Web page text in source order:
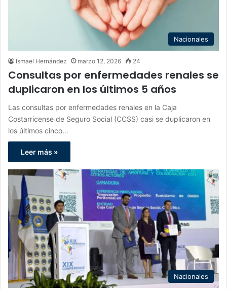
Nacionales
Ismael Hernández marzo 12, 2026 24
Consultas por enfermedades renales se
duplicaron en los últimos 5 años
Las consultas por enfermedades renales en la Caja
Costarricense de Seguro Social (CCSS) casi se duplicaron en
los últimos cinco…
Leer más »
Nacionales